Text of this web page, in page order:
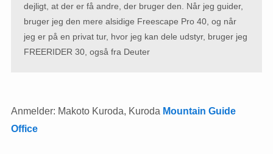
dejligt, at der er få andre, der bruger den. Når jeg guider,
bruger jeg den mere alsidige Freescape Pro 40, og når
jeg er på en privat tur, hvor jeg kan dele udstyr, bruger jeg
FREERIDER 30, også fra Deuter
Anmelder: Makoto Kuroda, Kuroda Mountain Guide
Office